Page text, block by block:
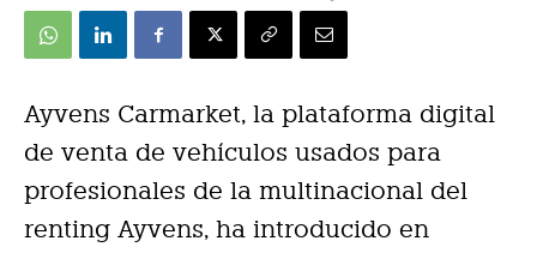
Ayvens Carmarket, la plataforma digital
de venta de vehículos usados para
profesionales de la multinacional del
renting Ayvens, ha introducido en